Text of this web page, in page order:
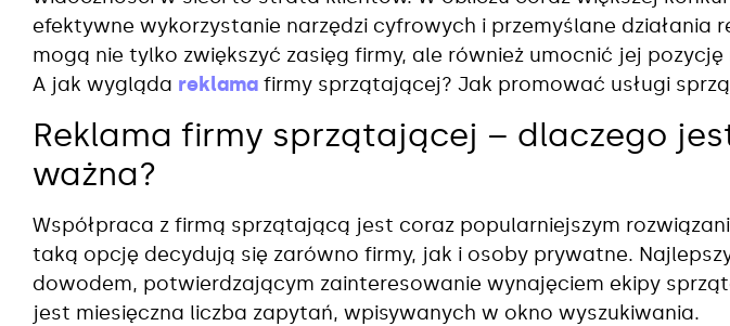
efektywne wykorzystanie narzędzi cyfrowych i przemyślane działania
mogą nie tylko zwiększyć zasięg firmy, ale również umocnić jej pozycję
A jak wygląda reklama firmy sprzątającej? Jak promować usługi
Reklama firmy sprzątającej – dlaczego
ważna?
Współpraca z firmą sprzątającą jest coraz popularniejszym
taką opcję decydują się zarówno firmy, jak i osoby prywatne.
dowodem, potwierdzającym zainteresowanie wynajęciem ekipy
jest miesięczna liczba zapytań, wpisywanych w okno wyszukiwania.